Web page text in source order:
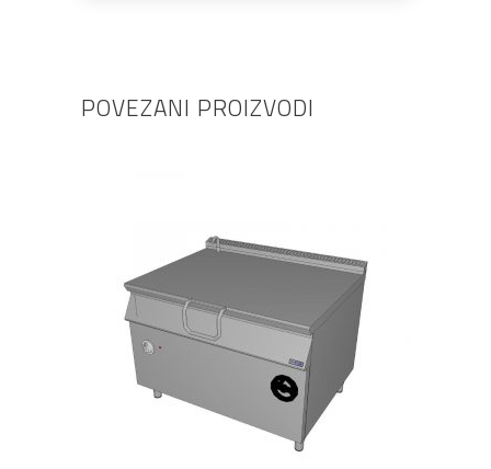
POVEZANI PROIZVODI
PROČITAJ VIŠE